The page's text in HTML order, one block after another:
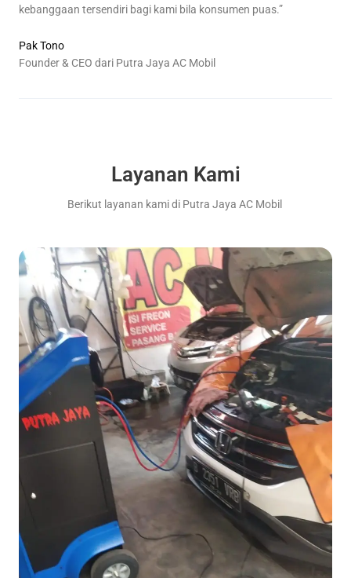
kebanggaan tersendiri bagi kami bila konsumen puas.”
Pak Tono
Founder & CEO dari Putra Jaya AC Mobil
Layanan Kami
Berikut layanan kami di Putra Jaya AC Mobil